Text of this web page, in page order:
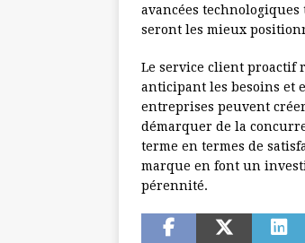
avancées
seront les mieux
Le service client proactif
anticipant les besoins et
entreprises peuvent
démarquer de la
terme en termes de
marque en font un
pérennité.